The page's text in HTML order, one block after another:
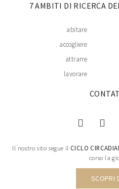
7 AMBITI DI RICERCA
abitare
accogliere
attrarre
lavorare
Il nostro sito segue ilCICLO
corso la
SCOPRI